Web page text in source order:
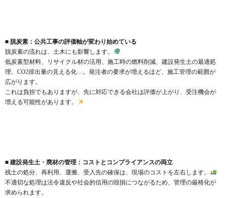
■ 脱炭素：公共工事の評価軸が変わり始めている
脱炭素の流れは、土木にも影響します。
低炭素型材料、リサイクル材の活用、施工時の燃料削減、建設発生土の最適処
理、CO2排出量の見える化…。発注者の要求が増えるほど、施工管理の範囲が
広がります。
これは負担でもありますが、先に対応できる会社は評価が上がり、受注機会が
増える可能性があります。
■ 建設発生土・廃材の管理：コストとコンプライアンスの両立
残土の処分、再利用、運搬、受入先の確保は、現場のコストを左右します。
不適切な処理は法令違反や社会的信用の毀損につながるため、管理の厳格化が
求められます。